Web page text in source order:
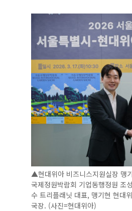
▲현대위아 비즈니스지원실장 맹
국제정원박람회 기업동행정원 조
수 트리플래닛 대표, 맹기현 현대
국장. (사진=현대위아)